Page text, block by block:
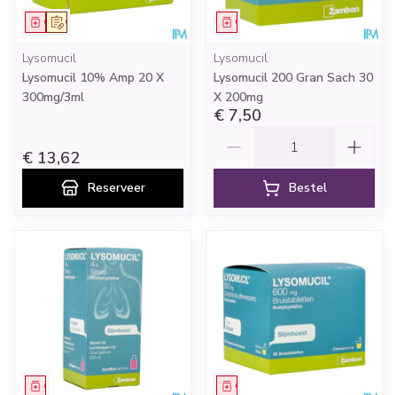
Op voorschrift
Geneesmiddel
Lysomucil
Lysomucil 10% Amp 20 X
300mg/3ml
€ 13,62
Reserveer
Geneesmiddel
Lysomucil
Lysomucil 200 Gran Sach 30
X 200mg
€ 7,50
Bestel
Geneesmiddel Geneesmiddel